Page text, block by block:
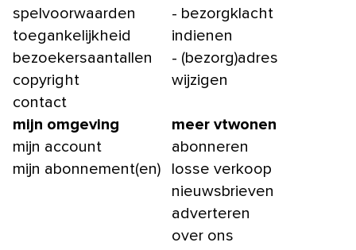
spelvoorwaarden
toegankelijkheid
bezoekersaantallen
copyright
contact
- bezorgklacht
indienen
- (bezorg)adres
wijzigen
mijn omgeving
mijn account
mijn abonnement(en)
meer vtwonen
abonneren
losse verkoop
nieuwsbrieven
adverteren
over ons